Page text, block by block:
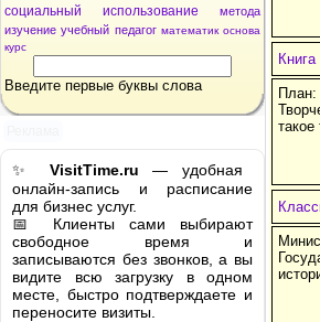
социальный
использование
метода
изучение учебный педагог математик основа
курс
Введите первые буквы слова
✨ VisitTime.ru — удобная
онлайн-запись и расписание
для бизнес услуг.
📅 Клиенты сами выбирают
свободное время и
записываются без звонков, а вы
видите всю загрузку в одном
месте, быстро подтверждаете и
переносите визиты.
Книга